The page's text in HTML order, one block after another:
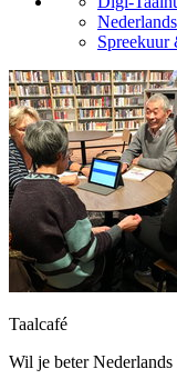
Taalcafé
Wil je beter